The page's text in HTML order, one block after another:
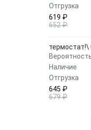
Отгрузка
619 ₽
652 ₽
Наличие
Отгрузка
645 ₽
679 ₽